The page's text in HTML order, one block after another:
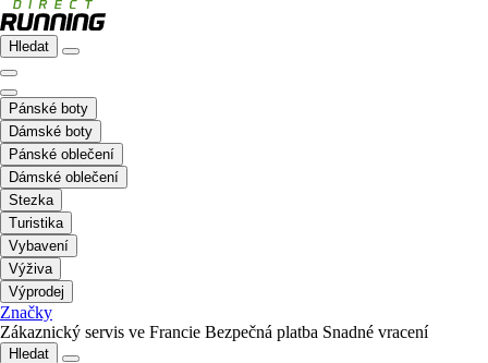
Hledat
Pánské boty
Dámské boty
Pánské oblečení
Dámské oblečení
Stezka
Turistika
Vybavení
Výživa
Výprodej
Značky
Zákaznický servis ve Francie Bezpečná platba Snadné vracení
Hledat